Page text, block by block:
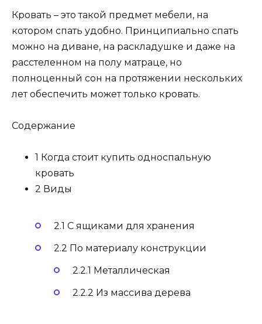
Кровать – это такой предмет мебели, на
котором спать удобно. Принципиально спать
можно на диване, на раскладушке и даже на
расстеленном на полу матраце, но
полноценный сон на протяжении нескольких
лет обеспечить может только кровать.
Содержание
1 Когда стоит купить односпальную
кровать
2 Виды
2.1 С ящиками для хранения
2.2 По материалу конструкции
2.2.1 Металлическая
2.2.2 Из массива дерева